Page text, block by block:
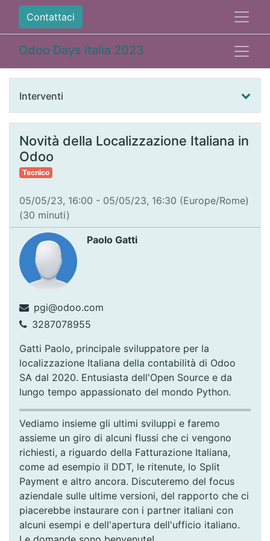
Contattaci
Odoo Days Italia 2023
Interventi
Novità della Localizzazione Italiana in
Odoo
Tecnico
05/05/23, 16:00 - 05/05/23, 16:30 (Europe/Rome)
(30 minuti)
Paolo Gatti
pgi@odoo.com
3287078955
Gatti Paolo, principale sviluppatore per la
localizzazione Italiana della contabilità di Odoo
SA dal 2020. Entusiasta dell'Open Source e da
lungo tempo appassionato del mondo Python.
Vediamo insieme gli ultimi sviluppi e faremo
assieme un giro di alcuni flussi che ci vengono
richiesti, a riguardo della Fatturazione Italiana,
come ad esempio il DDT, le ritenute, lo Split
Payment e altro ancora. Discuteremo del focus
aziendale sulle ultime versioni, del rapporto che ci
piacerebbe instaurare con i partner italiani con
alcuni esempi e dell'apertura dell'ufficio italiano.